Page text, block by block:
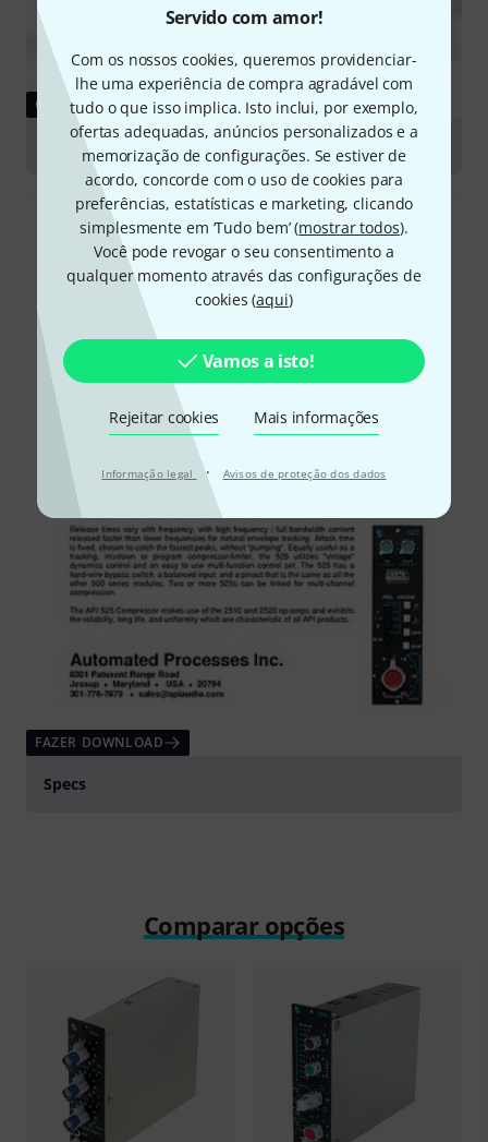
Servido com amor!
Com os nossos cookies, queremos providenciar-
lhe uma experiência de compra agradável com
tudo o que isso implica. Isto inclui, por exemplo,
ofertas adequadas, anúncios personalizados e a
memorização de configurações. Se estiver de
acordo, concorde com o uso de cookies para
preferências, estatísticas e marketing, clicando
simplesmente em ‘Tudo bem’ (mostrar todos).
Você pode revogar o seu consentimento a
qualquer momento através das configurações de
cookies (aqui)
Vamos a isto!
Rejeitar cookies Mais informações
Informação legal · Avisos de proteção dos dados
GUIA
500 Series
FAZER DOWNLOAD
Specs
Comparar opções